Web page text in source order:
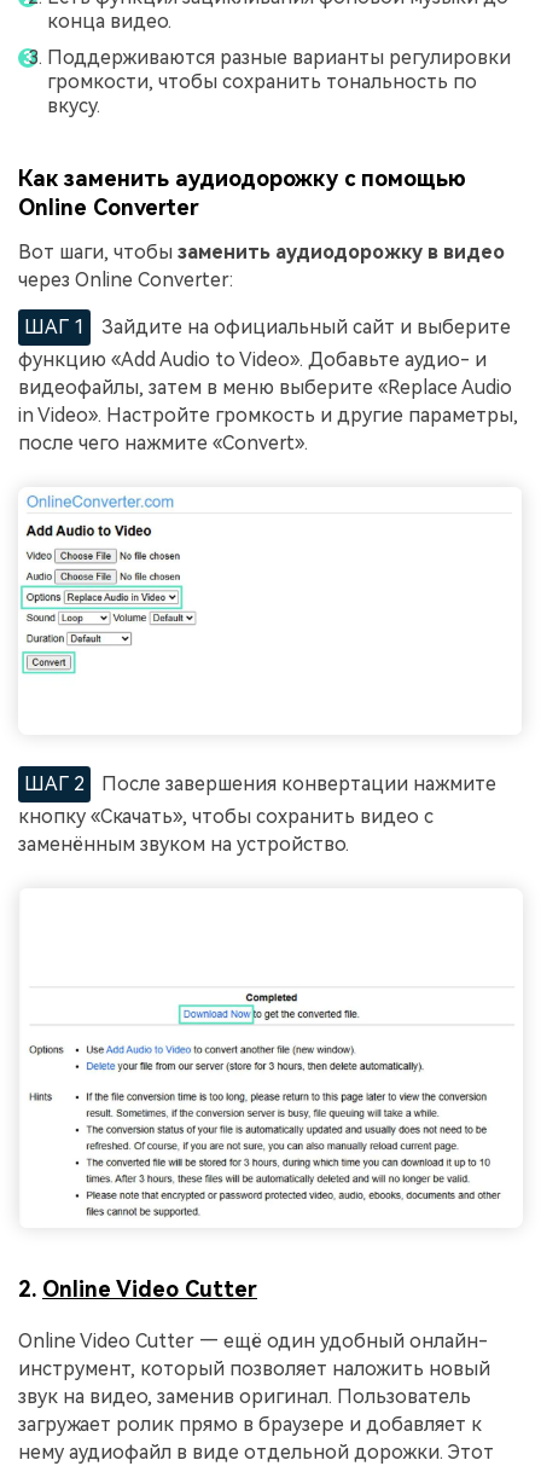
конца видео.
Поддерживаются разные варианты регулировки
громкости, чтобы сохранить тональность по
вкусу.
Как заменить аудиодорожку с помощью
Online Converter
Вот шаги, чтобы заменить аудиодорожку в видео
через Online Converter:
ШАГ 1
Зайдите на официальный сайт и выберите
функцию «Add Audio to Video». Добавьте аудио- и
видеофайлы, затем в меню выберите «Replace Audio
in Video». Настройте громкость и другие параметры,
после чего нажмите «Convert».
ШАГ 2
После завершения конвертации нажмите
кнопку «Скачать», чтобы сохранить видео с
заменённым звуком на устройство.
2. Online Video Cutter
Online Video Cutter — ещё один удобный онлайн-
инструмент, который позволяет наложить новый
звук на видео, заменив оригинал. Пользователь
загружает ролик прямо в браузере и добавляет к
нему аудиофайл в виде отдельной дорожки. Этот